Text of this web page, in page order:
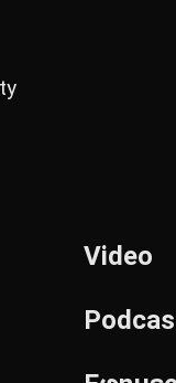
Video